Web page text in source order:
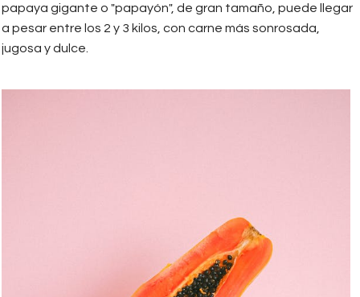
papaya gigante o "papayón", de gran tamaño, puede llegar
a pesar entre los 2 y 3 kilos, con carne más sonrosada,
jugosa y dulce.